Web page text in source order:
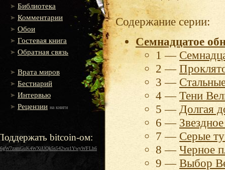
Библиотека
Комментарии
Обои
Гостевая книга
Обратная связь
Врата миров
Бестиарий
Интервью
Рецензии на книги
bitcoin-ом:
Содержание серии:
Семнадцатое
1 —
2 —
3 —
4 —Тени
5 — Долгая
6 —
7 — Серые
8 —Черное
9 —Выбор